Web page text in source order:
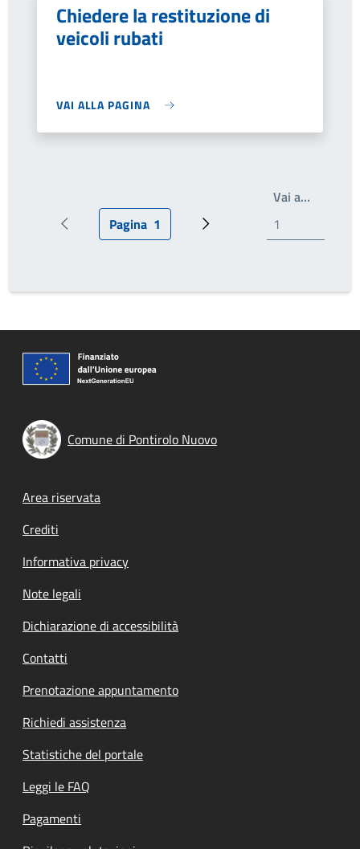
Chiedere la restituzione di
veicoli rubati
VAI ALLA PAGINA
Pagina precedentePagina attuale
Pagina 1 Prossima pagina
Vai a…
Comune di Pontirolo Nuovo
Footer menu
Area riservata
Crediti
Informativa privacy
Note legali
Dichiarazione di accessibilità
Contatti
Prenotazione appuntamento
Richiedi assistenza
Statistiche del portale
Leggi le FAQ
Pagamenti